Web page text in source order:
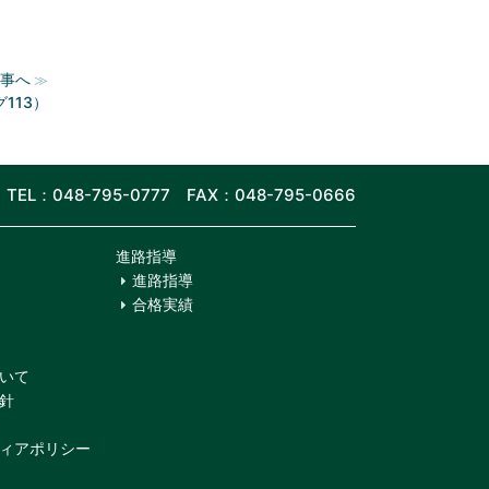
へ≫
）
TEL：048-795-0777 FAX：048-795-0666
て
アポリシー
進路指導
進路指導
合格実績